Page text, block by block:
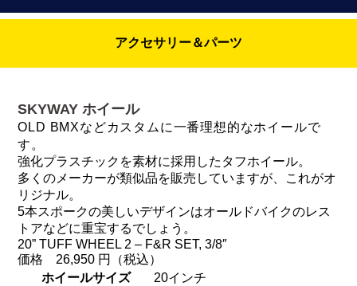
Bianchi（ビアンキ）
BRUNO(ブルーノ)
DAHON（ダホーン）
FLAMEbike限定車
FUJI（フジ）
GIOS（ジオス）
KUWAHARA（クワハラ）
MASI（マージ）
アクセサリー＆パーツ
BROOKS（ブルックス）
knog（ノグ）
option & parts
カスタム ペイント
マルイのかわいいキャップ
SKYWAY ホイール
OLD BMXなどカスタムに一番理想的なホイールで
す。
強化プラスチックを素材に採用したタフホイール。
多くのメーカーが類似品を販売していますが、これがオ
リジナル。
5本スポークの美しいデザインはオールドバイクのレス
トアなどに重宝するでしょう。
20” TUFF WHEEL 2 – F&R SET, 3/8″
価格 26,950 円（税込）
ホイールサイズ
20インチ